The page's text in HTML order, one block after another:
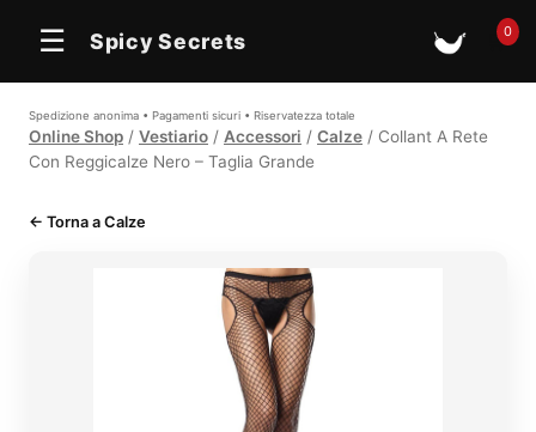
☰ Spicy Secrets 🛒0
Spedizione anonima • Pagamenti sicuri • Riservatezza totale
Online Shop / Vestiario / Accessori / Calze / Collant A Rete
Con Reggicalze Nero – Taglia Grande
← Torna a Calze
In